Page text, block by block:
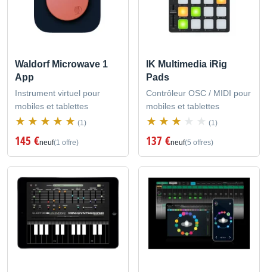
Waldorf Microwave 1
App
Instrument virtuel pour
mobiles et tablettes
(1)
145 €neuf(1 offre)
IK Multimedia iRig
Pads
Contrôleur OSC / MIDI pour
mobiles et tablettes
(1)
137 €neuf(5 offres)